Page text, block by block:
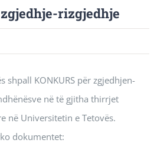
rizgjedhje
shpall KONKURS për zgjedhjen-
në të gjitha thirrjet
në Universitetin e Tetovës.
dokumentet: